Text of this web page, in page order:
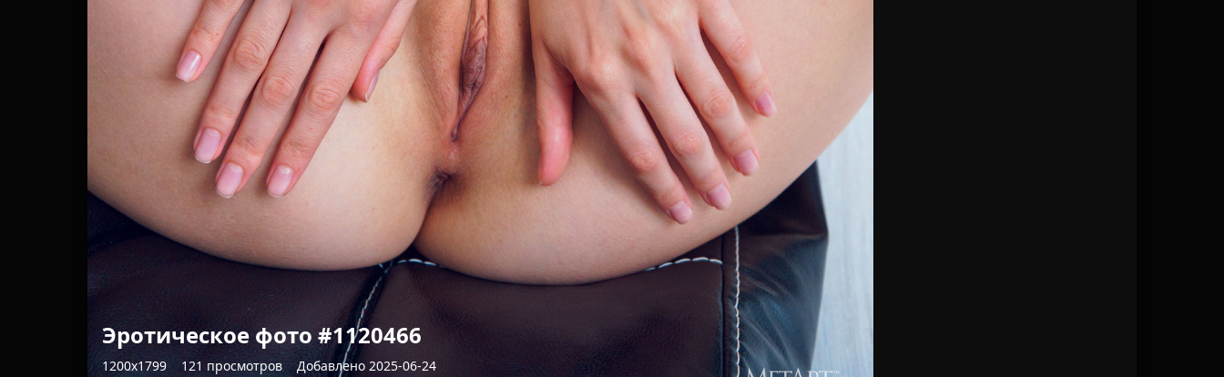
Эротическое фото #1120466
1200x1799 121 просмотров Добавлено 2025-06-24